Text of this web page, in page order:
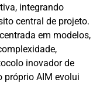
integrando
central de projeto.
em modelos,
inovador de
próprio AIM evolui